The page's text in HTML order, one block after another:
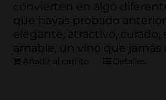
convierten en algo
que hayas probado
elegante, atractivo, curado,
amable, un vino que jamás
Añadir al carrito Detalles